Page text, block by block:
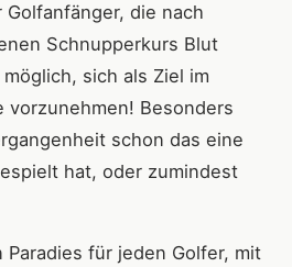
die nach
Schnupperkurs Blut
sich als Ziel im
vorzunehmen! Besonders
schon das eine
hat, oder zumindest
Paradies für jeden Golfer, mit